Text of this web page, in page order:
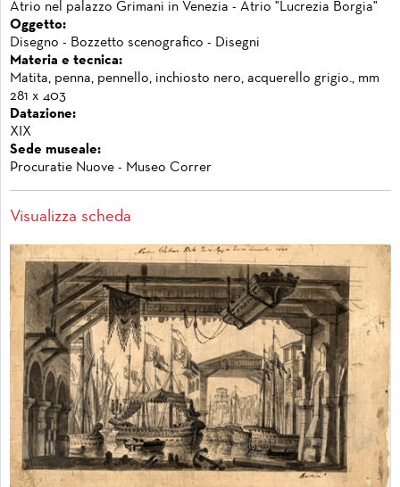
Atrio nel palazzo Grimani in Venezia - Atrio "Lucrezia Borgia"
Oggetto:
Disegno - Bozzetto scenografico - Disegni
Materia e tecnica:
Matita, penna, pennello, inchiosto nero, acquerello grigio., mm
281 x 403
Datazione:
XIX
Sede museale:
Procuratie Nuove - Museo Correr
Visualizza scheda